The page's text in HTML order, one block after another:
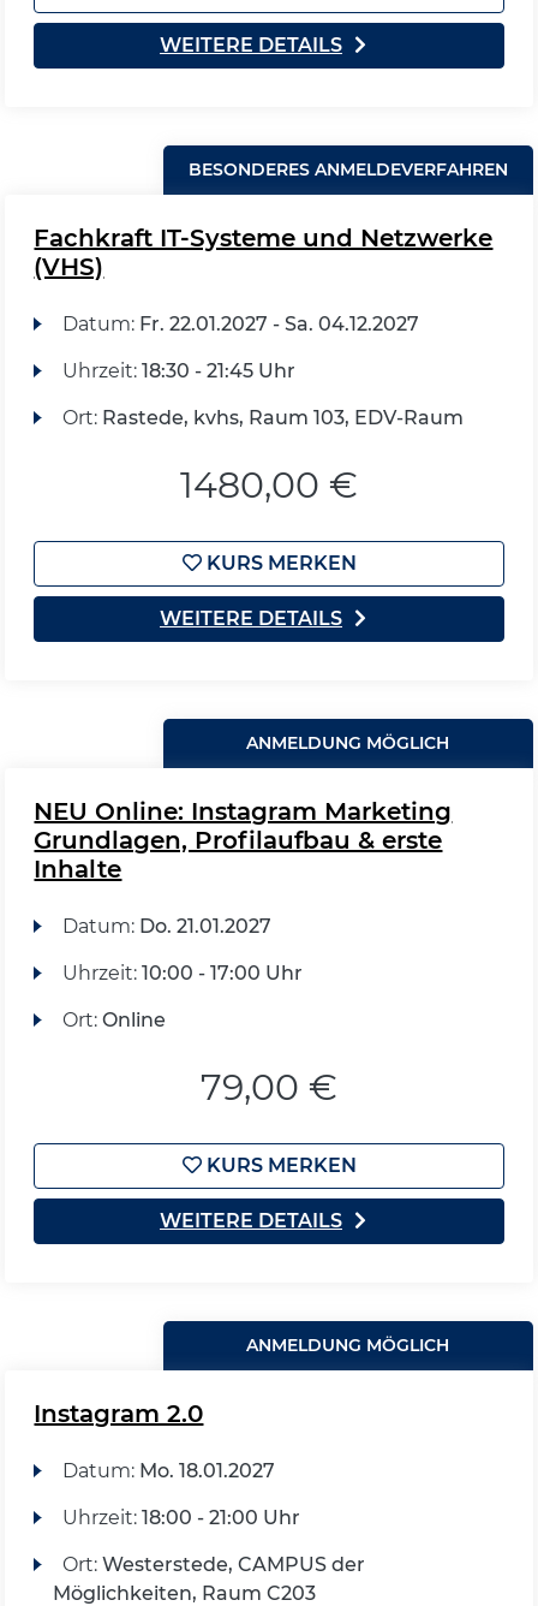
WEITERE DETAILS
BESONDERES ANMELDEVERFAHREN
Fachkraft IT-Systeme und Netzwerke
(VHS)
Datum: Fr. 22.01.2027 - Sa. 04.12.2027
Uhrzeit: 18:30 - 21:45 Uhr
Ort: Rastede, kvhs, Raum 103, EDV-Raum
1480,00 €
KURS MERKEN
WEITERE DETAILS
ANMELDUNG MÖGLICH
NEU Online: Instagram Marketing
Grundlagen, Profilaufbau & erste
Inhalte
Datum: Do. 21.01.2027
Uhrzeit: 10:00 - 17:00 Uhr
Ort: Online
79,00 €
KURS MERKEN
WEITERE DETAILS
ANMELDUNG MÖGLICH
Instagram 2.0
Datum: Mo. 18.01.2027
Uhrzeit: 18:00 - 21:00 Uhr
Ort: Westerstede, CAMPUS der
Möglichkeiten, Raum C203